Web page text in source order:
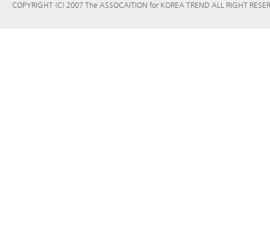
COPYRIGHT (C) 2007 The ASSOCAITION for KOREA TREND ALL RIGHT